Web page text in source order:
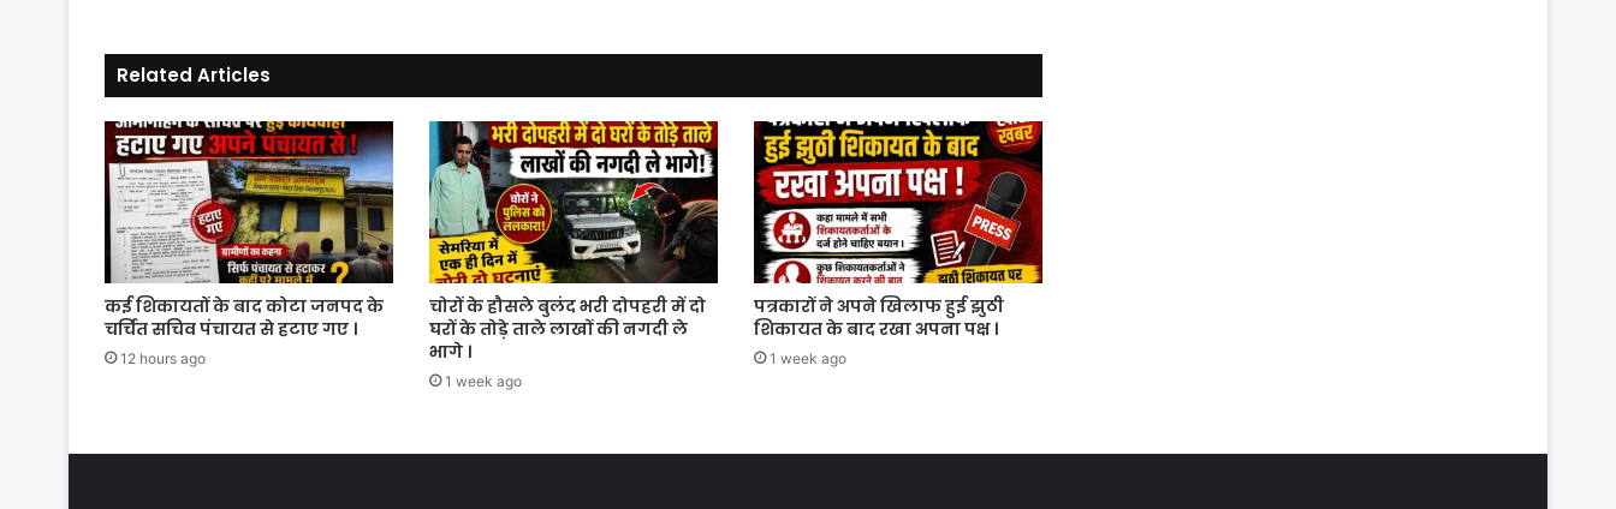
घर
रहा
।
Related Articles
कई शिकायतों के बाद कोटा जनपद के
चर्चित सचिव पंचायत से हटाए गए ।
12 hours ago
चोरों के हौसले बुलंद भरी दोपहरी में दो
घरों के तोड़े ताले लाखों की नगदी ले
भागे ।
1 week ago
पत्रकारों ने अपने खिलाफ हुई झुठी
शिकायत के बाद रखा अपना पक्ष ।
1 week ago